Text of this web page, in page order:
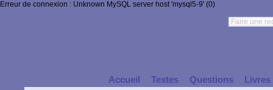
Erreur de connexion : Unknown MySQL server host 'mysql5-9' (0)
Accueil Textes Questions Livres